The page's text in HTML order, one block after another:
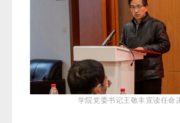
学院党委书记王敬丰宣读任命